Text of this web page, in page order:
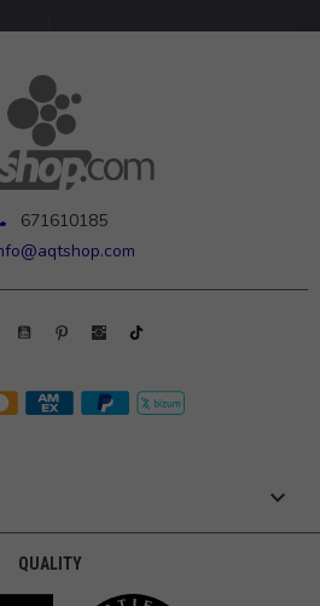
671610185

QUALITY